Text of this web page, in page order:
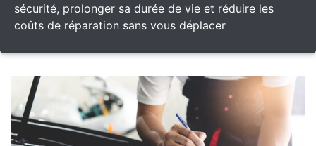
sécurité, prolonger sa durée de vie et réduire les
coûts de réparation sans vous déplacer